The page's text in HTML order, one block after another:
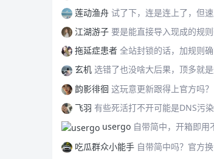
莲动渔舟 试了下，连是连上了，但速度有
江湖游子 要是能直接导入现成的规则列
拖延症患者 全站封锁的话，加规则确实救不
玄机 选错了也没啥大后果，顶多就是规则没生
韵影徘徊 这玩意更新跟得上官方吗？
飞羽 有些死活打不开可能是DNS污染，光
usergo 自带简中，开箱即用
吃瓜群众小能手 自带简中吗？官方